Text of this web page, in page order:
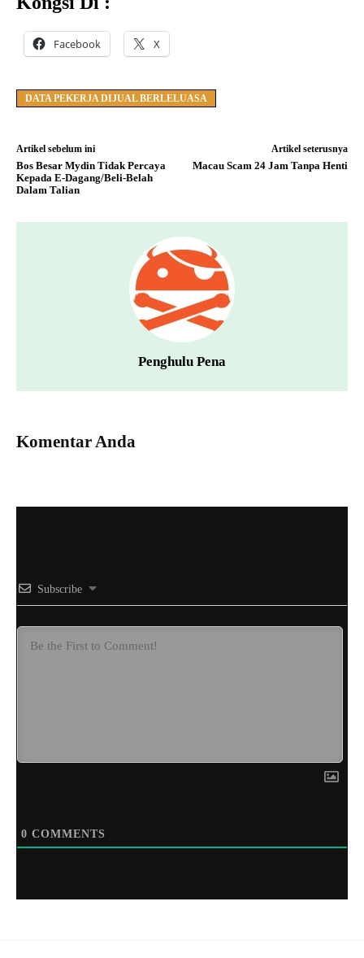
Facebook X
DATA PEKERJA DIJUAL BERLELUASA
Artikel sebelum ini
Bos Besar Mydin Tidak Percaya
Kepada E-Dagang/Beli-Belah
Dalam Talian
Artikel seterusnya
Macau Scam 24 Jam Tanpa Henti
Penghulu Pena
Komentar Anda
Subscribe
0 COMMENTS